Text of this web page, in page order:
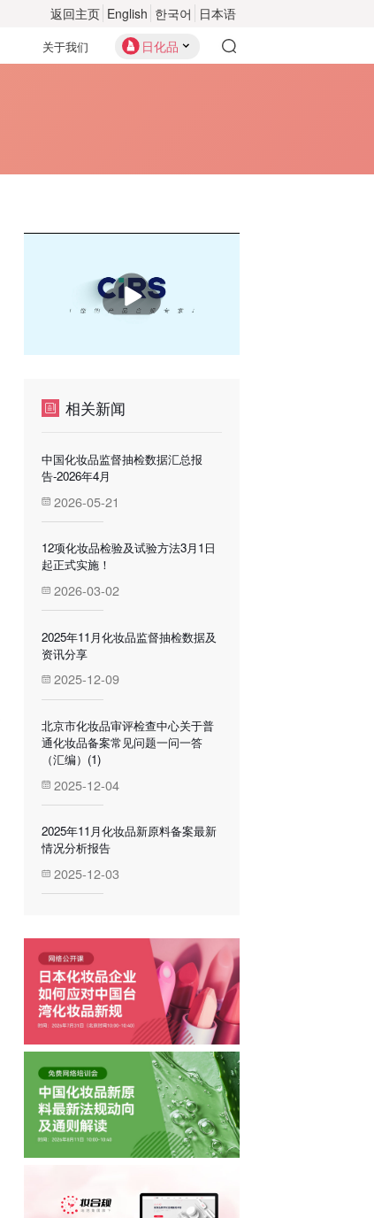
返回主页 English 한국어 日本语
关于我们 日化品
播
放
相关新闻
中国化妆品监督抽检数据汇总报
告-2026年4月
2026-05-21
12项化妆品检验及试验方法3月1日
起正式实施！
2026-03-02
2025年11月化妆品监督抽检数据及
资讯分享
2025-12-09
北京市化妆品审评检查中心关于普
通化妆品备案常见问题一问一答
（汇编）(1)
2025-12-04
2025年11月化妆品新原料备案最新
情况分析报告
2025-12-03